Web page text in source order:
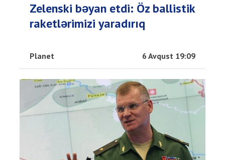
Zelenski bəyan etdi: Öz ballistik
raketlərimizi yaradırıq
Planet 6 Avqust 19:09